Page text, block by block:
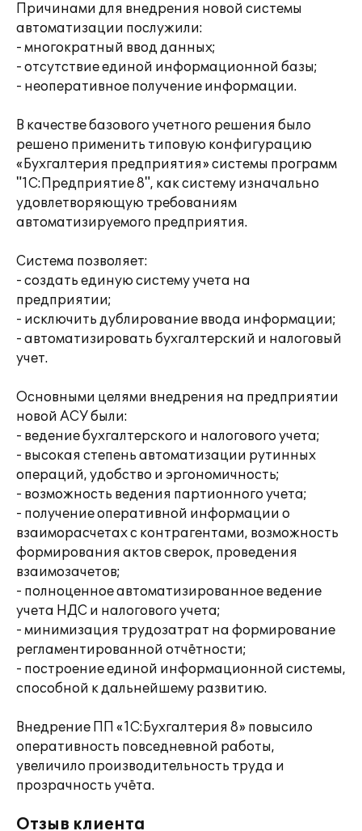
Причинами для внедрения новой системы
автоматизации послужили:
- многократный ввод данных;
- отсутствие единой информационной базы;
- неоперативное получение информации.
В качестве базового учетного решения было
решено применить типовую конфигурацию
«Бухгалтерия предприятия» системы программ
"1С:Предприятие 8", как систему изначально
удовлетворяющую требованиям
автоматизируемого предприятия.
Система позволяет:
- создать единую систему учета на
предприятии;
- исключить дублирование ввода информации;
- автоматизировать бухгалтерский и налоговый
учет.
Основными целями внедрения на предприятии
новой АСУ были:
- ведение бухгалтерского и налогового учета;
- высокая степень автоматизации рутинных
операций, удобство и эргономичность;
- возможность ведения партионного учета;
- получение оперативной информации о
взаиморасчетах с контрагентами, возможность
формирования актов сверок, проведения
взаимозачетов;
- полноценное автоматизированное ведение
учета НДС и налогового учета;
- минимизация трудозатрат на формирование
регламентированной отчётности;
- построение единой информационной системы,
способной к дальнейшему развитию.
Внедрение ПП «1С:Бухгалтерия 8» повысило
оперативность повседневной работы,
увеличило производительность труда и
прозрачность учёта.
Отзыв клиента